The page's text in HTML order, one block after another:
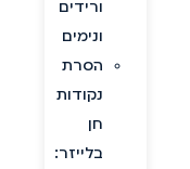
ורידים
ונימים
הסרת
נקודות
חן
בלייזר: